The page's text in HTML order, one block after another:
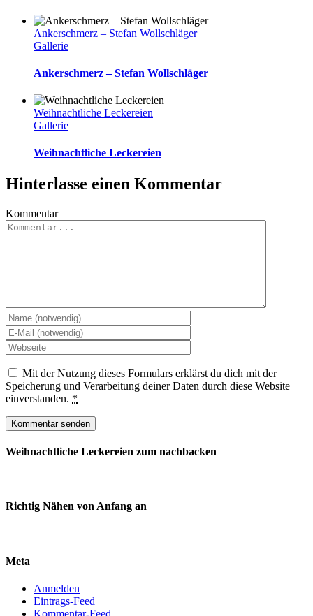
Ankerschmerz – Stefan Wollschläger
Gallerie
Ankerschmerz – Stefan Wollschläger
Weihnachtliche Leckereien
Gallerie
Weihnachtliche Leckereien
Hinterlasse einen Kommentar
Kommentar
Mit der Nutzung dieses Formulars erklärst du dich mit der
Speicherung und Verarbeitung deiner Daten durch diese Website
einverstanden. *
Weihnachtliche Leckereien zum nachbacken
Richtig Nähen von Anfang an
Meta
Anmelden
Eintrags-Feed